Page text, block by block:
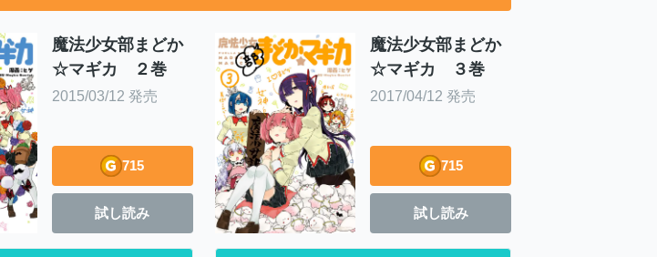
魔法少女部まどか
☆マギカ ２巻
2015/03/12 発売
715
試し読み
魔法少女部まどか
☆マギカ ３巻
2017/04/12 発売
715
試し読み